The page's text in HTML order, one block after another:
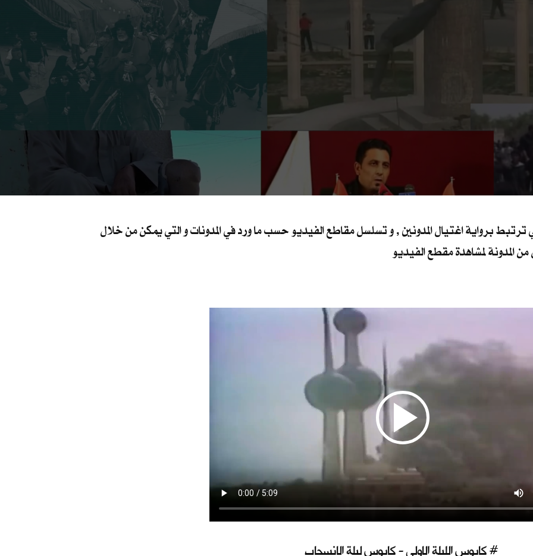
برواية اغتيال المدونين , و تسلسل مقاطع الفيديو حسب ما ورد في المدونات و التي يمكن من خلال
من المدونة لمشاهدة مقطع الفيديو
كابوس الليلة الاولى - كابوس ليلة الانسحاب #